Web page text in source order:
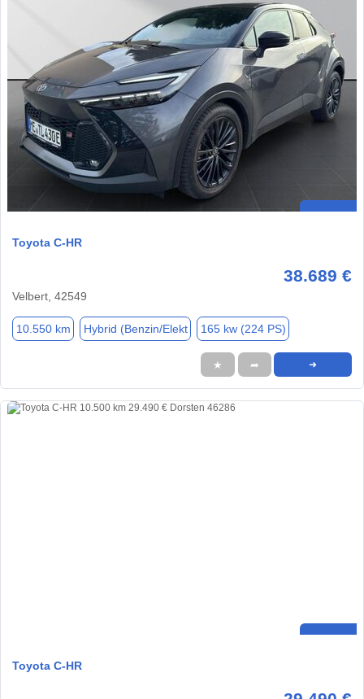
Toyota C-HR
38.689 €
Velbert, 42549
10.550 km Hybrid (Benzin/Elekt 165 kw (224 PS)
★ ➦ ➜
Toyota C-HR